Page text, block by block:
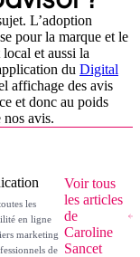
L’adoption
pour la marque et le
et aussi la
du Digital
affichage des avis
et donc au poids
avis.
les
en ligne
marketing
de
Voir tous
les articles
de
Caroline
Sancet